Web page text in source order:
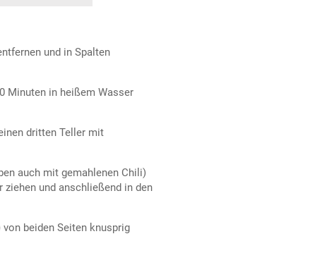
und in Spalten
Minuten in heißem Wasser
dritten Teller mit
auch mit gemahlenen Chili)
ziehen und anschließend in den
beiden Seiten knusprig